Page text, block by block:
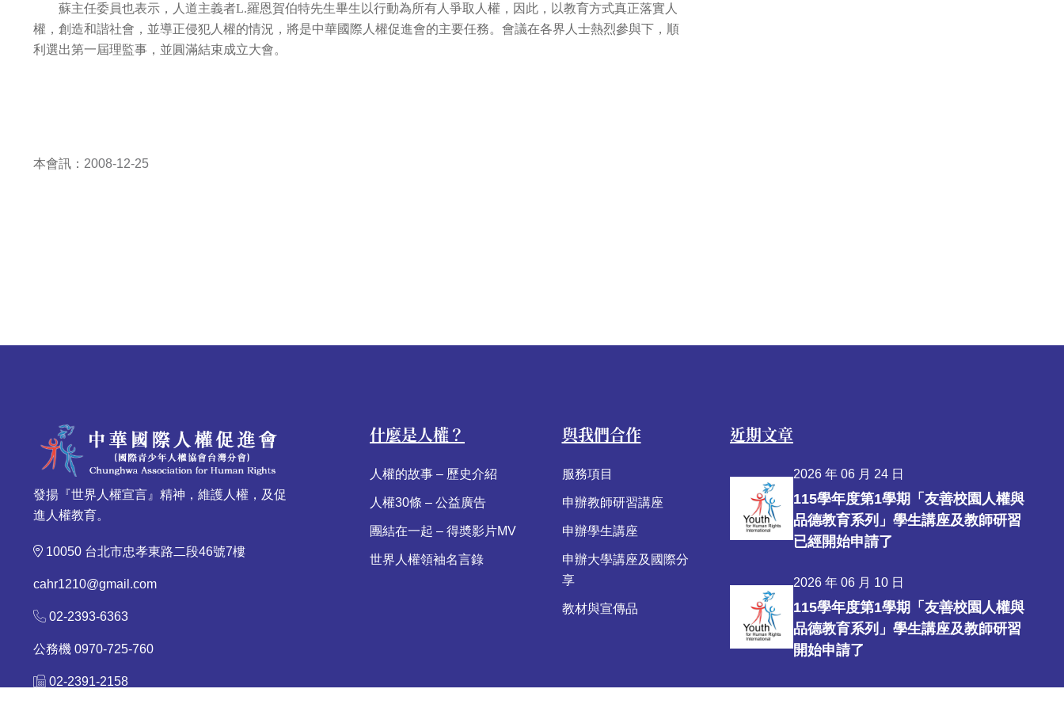
蘇主任委員也表示，人道主義者L.羅恩賀伯特先生畢生以行動為所有人爭取人權，因此，以教育方式真正落實人
權，創造和諧社會，並導正侵犯人權的情況，將是中華國際人權促進會的主要任務。會議在各界人士熱烈參與下，順
利選出第一屆理監事，並圓滿結束成立大會。
本會訊： 2008-12-25
發揚『世界人權宣言』精神，維護人權，及促
進人權教育。
10050 台北市忠孝東路二段46號7樓
cahr1210@gmail.com
02-2393-6363
公務機 0970-725-760
02-2391-2158
什麼是人權？
人權的故事 – 歷史介紹
人權30條 – 公益廣告
團結在一起 – 得奬影片MV
世界人權領袖名言錄
與我們合作
服務項目
申辦教師研習講座
申辦學生講座
申辦大學講座及國際分
享
教材與宣傳品
近期文章
2026 年 06 月 24 日
115學年度第1學期「友善校園人權與
品德教育系列」學生講座及教師研習
已經開始申請了
2026 年 06 月 10 日
115學年度第1學期「友善校園人權與
品德教育系列」學生講座及教師研習
開始申請了